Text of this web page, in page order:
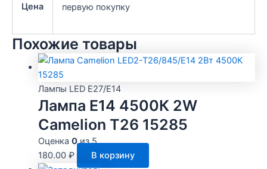
Цена
первую покупку
Похожие товары
Лампы LED E27/E14
Лампа E14 4500К 2W
Camelion T26 15285
Оценка 0из 5
180.00 ₽ В корзину